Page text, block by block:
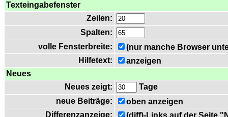
Texteingabefenster
Zeilen:
Spalten:
volle Fensterbreite:
(nur manche Browser
Hilfetext:
anzeigen
Neues
Neues zeigt:
Tage
neue Beiträge:
oben anzeigen
Differenzanzeige:
(diff)-Links auf der Seite